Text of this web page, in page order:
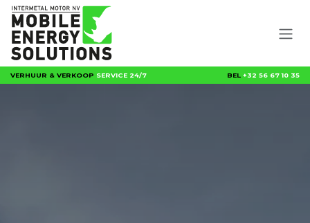
Overslaan naar inhoud
VERHUUR & VERKOOP SERVICE 24/7 BEL +32 56 67 10 35